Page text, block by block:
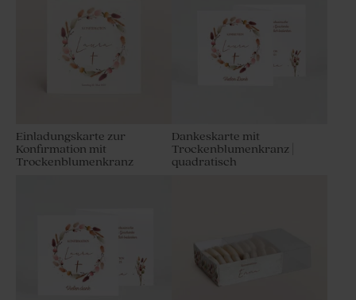
Einladungskarte zur
Konfirmation mit
Trockenblumenkranz
Dankeskarte mit
Trockenblumenkranz |
quadratisch